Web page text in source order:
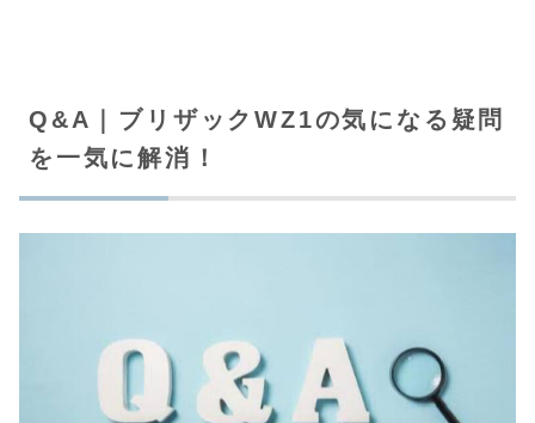
Q&A｜ブリザックWZ1の気になる疑問
を一気に解消！